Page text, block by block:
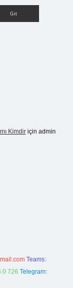
Kimdir için admin
Teams:
0 726 Telegram: